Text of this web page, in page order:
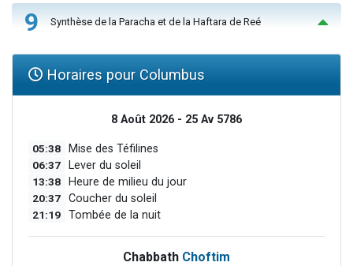
9 Synthèse de la Paracha et de la Haftara de Reé
Horaires pour Columbus
8 Août 2026 - 25 Av 5786
05:38 Mise des Téfilines
06:37 Lever du soleil
13:38 Heure de milieu du jour
20:37 Coucher du soleil
21:19 Tombée de la nuit
Chabbath Choftim